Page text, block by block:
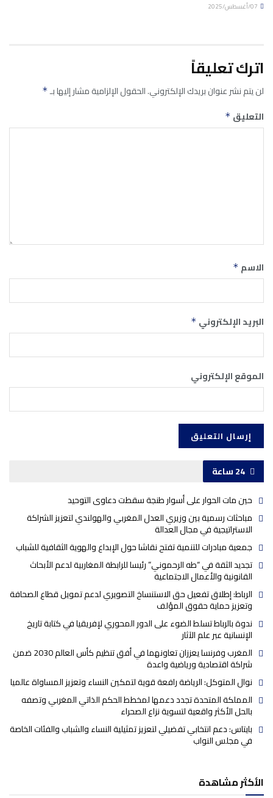
اترك تعليقاً
لن يتم نشر عنوان بريدك الإلكتروني.الحقول الإلزامية مشار إليها بـ*
التعليق *
الاسم *
البريد الإلكتروني *
الموقع الإلكتروني
24 ساعة
حين مات الحوار على أسوار طنجة سقطت دعاوى التوحيد
مباحثات رسمية بين وزيري العدل المغربي والهولندي لتعزيز الشراكة
الاستراتيجية في مجال العدالة
جمعية مبادرات للتنمية تفتح نقاشا حول الإبداع والهوية الثقافية للشباب
تجديد الثقة في “طه الرحموني” رئيسا للرابطة المغاربية لدعم الأبحاث
القانونية والأعمال الاجتماعية
الرباط: إطلاق تفعيل حق الاستنساخ التصويري لدعم تمويل قطاع الصحافة
وتعزيز حماية حقوق المؤلف
ندوة بالرباط تسلط الضوء على الدور المحوري لإفريقيا في كتابة تاريخ
الإنسانية عبر علم الآثار
المغرب وفرنسا يعززان تعاونهما في أفق تنظيم كأس العالم 2030 ضمن
شراكة اقتصادية ورياضية واعدة
نوال المتوكل: الرياضة رافعة قوية لتمكين النساء وتعزيز المساواة عالميا
المملكة المتحدة تجدد دعمها لمخطط الحكم الذاتي المغربي وتصفه
بالحل الأكثر واقعية لتسوية نزاع الصحراء
بايتاس: دعم انتخابي تفضيلي لتعزيز تمثيلية النساء والشباب والفئات الخاصة
في مجلس النواب
الأكثر مشاهدة